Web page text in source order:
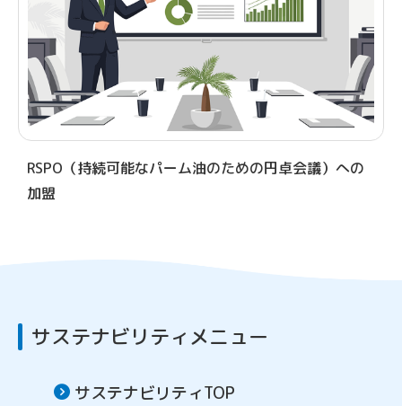
RSPO（持続可能なパーム油のための円卓会議）への
加盟
サステナビリティメニュー
サステナビリティTOP